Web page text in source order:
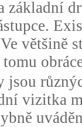
základní
většině
tomu
jsou
vizitka